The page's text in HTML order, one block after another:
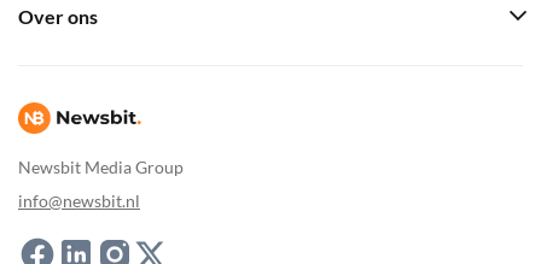
Newsbit Media Group
info@newsbit.nl
Over ons